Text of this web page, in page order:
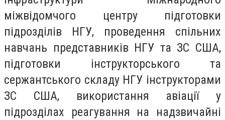
міжвідомчого центру підготовки
підрозділів НГУ, проведення спільних
навчань представників НГУ та ЗС США,
підготовки інструкторського та
сержантського складу НГУ інструкторами
ЗС США, використання авіації у
підрозділах реагування на надзвичайні